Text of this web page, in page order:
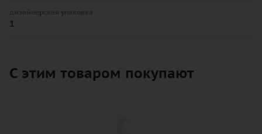
1
С этим товаром покупают